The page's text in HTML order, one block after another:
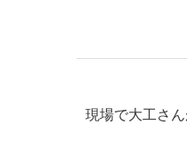
現場で大工さ